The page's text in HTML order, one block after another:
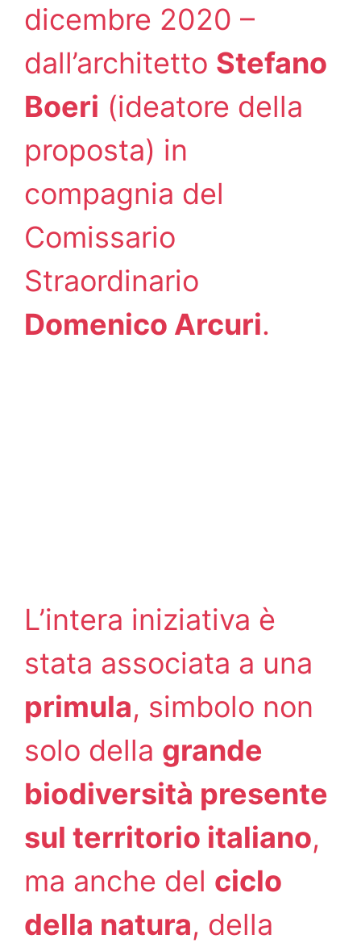
dicembre 2020 –
dall’architetto Stefano
Boeri (ideatore della
proposta) in
compagnia del
Comissario
Straordinario
Domenico Arcuri.
L’intera iniziativa è
stata associata a una
primula, simbolo non
solo della grande
biodiversità presente
sul territorio italiano,
ma anche del ciclo
della natura, della